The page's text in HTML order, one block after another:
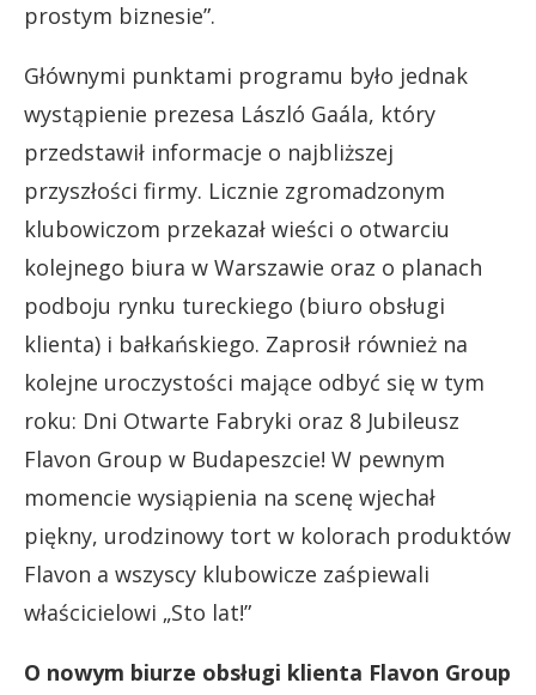
prostym biznesie”.
Głównymi punktami programu było jednak
wystąpienie prezesa László Gaála, który
przedstawił informacje o najbliższej
przyszłości firmy. Licznie zgromadzonym
klubowiczom przekazał wieści o otwarciu
kolejnego biura w Warszawie oraz o planach
podboju rynku tureckiego (biuro obsługi
klienta) i bałkańskiego. Zaprosił również na
kolejne uroczystości mające odbyć się w tym
roku: Dni Otwarte Fabryki oraz 8 Jubileusz
Flavon Group w Budapeszcie! W pewnym
momencie wysiąpienia na scenę wjechał
piękny, urodzinowy tort w kolorach produktów
Flavon a wszyscy klubowicze zaśpiewali
właścicielowi „Sto lat!”
O nowym biurze obsługi klienta Flavon Group